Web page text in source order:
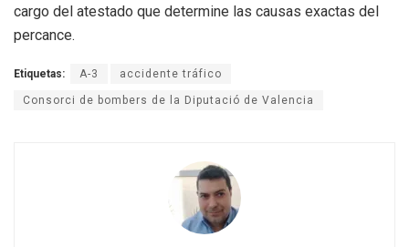
cargo del atestado que determine las causas exactas del
percance.
Etiquetas: A-3 accidente tráfico
Consorci de bombers de la Diputació de Valencia